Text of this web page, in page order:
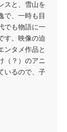
スと、雪山を
で、一時も目
でも物語に一
す。映像の迫
ンタメ作品と
（？）のアニ
いるので、子